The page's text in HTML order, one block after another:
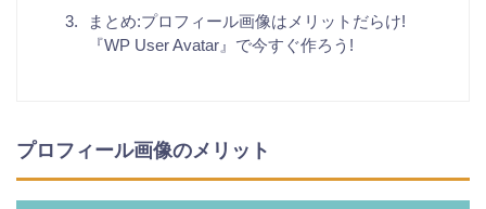
まとめ:プロフィール画像はメリットだらけ!
『WP User Avatar』で今すぐ作ろう!
プロフィール画像のメリット